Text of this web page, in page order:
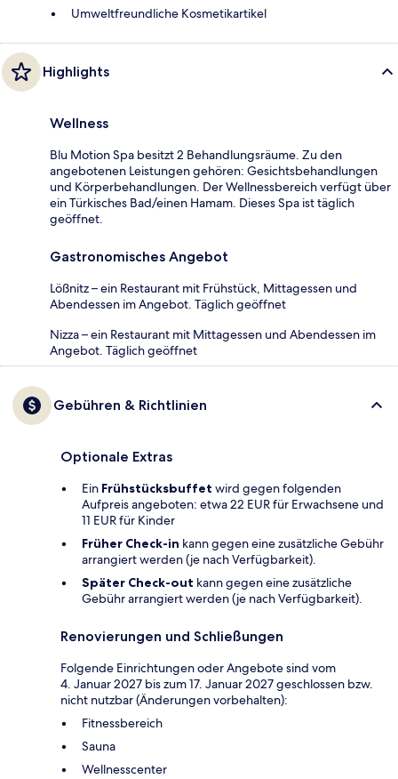
Umweltfreundliche Kosmetikartikel
Highlights
Wellness
Blu Motion Spa besitzt 2 Behandlungsräume. Zu den
angebotenen Leistungen gehören: Gesichtsbehandlungen
und Körperbehandlungen. Der Wellnessbereich verfügt über
ein Türkisches Bad/einen Hamam. Dieses Spa ist täglich
geöffnet.
Gastronomisches Angebot
Lößnitz – ein Restaurant mit Frühstück, Mittagessen und
Abendessen im Angebot. Täglich geöffnet
Nizza – ein Restaurant mit Mittagessen und Abendessen im
Angebot. Täglich geöffnet
Gebühren & Richtlinien
Optionale Extras
Ein Frühstücksbuffet wird gegen folgenden
Aufpreis angeboten: etwa 22 EUR für Erwachsene und
11 EUR für Kinder
Früher Check-in kann gegen eine zusätzliche Gebühr
arrangiert werden (je nach Verfügbarkeit).
Später Check-out kann gegen eine zusätzliche
Gebühr arrangiert werden (je nach Verfügbarkeit).
Renovierungen und Schließungen
Folgende Einrichtungen oder Angebote sind vom
4. Januar 2027 bis zum 17. Januar 2027 geschlossen bzw.
nicht nutzbar (Änderungen vorbehalten):
Fitnessbereich
Sauna
Wellnesscenter